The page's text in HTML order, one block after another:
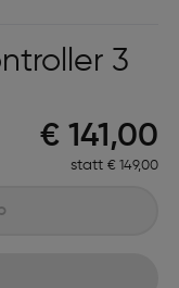
3
Preis
€ 141,00
statt€ 149,00